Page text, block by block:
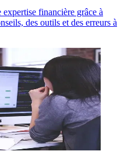
financière grâce à
des outils et des erreurs à